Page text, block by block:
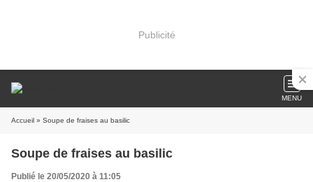
Publicité
MENU
Accueil » Soupe de fraises au basilic
Soupe de fraises au basilic
Publié le 20/05/2020 à 11:05